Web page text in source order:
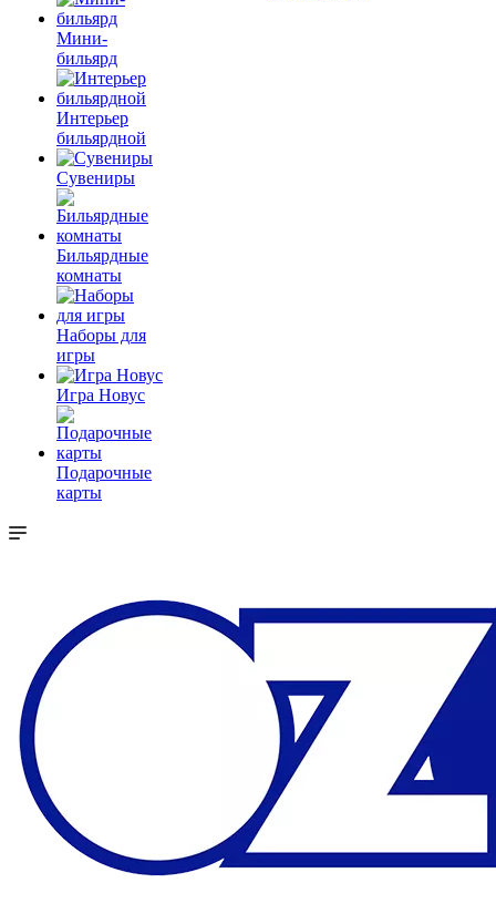
Мини-
бильярд
Интерьер
бильярдной
Сувениры
Бильярдные
комнаты
Наборы для
игры
Игра Новус
Подарочные
карты